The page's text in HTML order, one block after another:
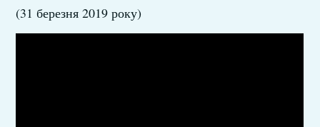
(31 березня 2019 року)